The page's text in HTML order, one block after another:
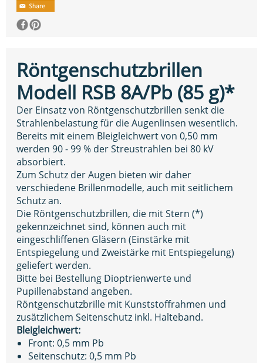
Röntgenschutzbrillen
Modell RSB 8A/Pb (85 g)*
Der Einsatz von Röntgenschutzbrillen senkt die
Strahlenbelastung für die Augenlinsen wesentlich.
Bereits mit einem Bleigleichwert von 0,50 mm
werden 90 - 99 % der Streustrahlen bei 80 kV
absorbiert.
Zum Schutz der Augen bieten wir daher
verschiedene Brillenmodelle, auch mit seitlichem
Schutz an.
Die Röntgenschutzbrillen, die mit Stern (*)
gekennzeichnet sind, können auch mit
eingeschliffenen Gläsern (Einstärke mit
Entspiegelung und Zweistärke mit Entspiegelung)
geliefert werden.
Bitte bei Bestellung Dioptrienwerte und
Pupillenabstand angeben.
Röntgenschutzbrille mit Kunststoffrahmen und
zusätzlichem Seitenschutz inkl. Halteband.
Bleigleichwert:
Front: 0,5 mm Pb
Seitenschutz: 0,5 mm Pb